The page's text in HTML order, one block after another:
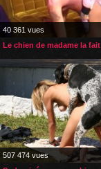
40 361 vues
507 474 vues